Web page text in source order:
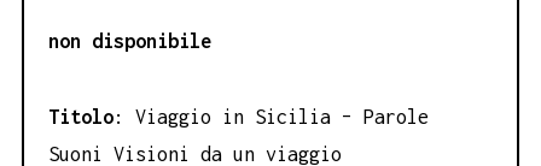
non disponibile
Titolo: Viaggio in Sicilia – Parole
Suoni Visioni da un viaggio